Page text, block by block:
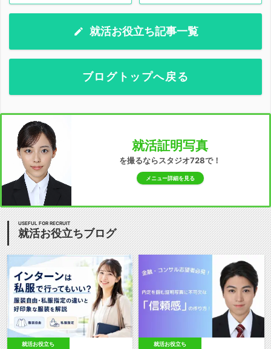
就活お役立ち記事一覧
ブログトップへ戻る
就活証明写真
を撮るならスタジオ728で！
メニュー詳細を見る
USEFUL FOR RECRUIT
就活お役立ちブログ
就活お役立ち 就活お役立ち